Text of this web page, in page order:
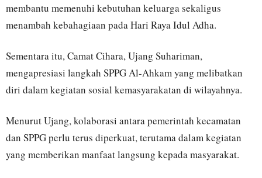
membantu memenuhi kebutuhan keluarga sekaligus
menambah kebahagiaan pada Hari Raya Idul Adha.
Sementara itu, Camat Cihara, Ujang Suhariman,
mengapresiasi langkah SPPG Al-Ahkam yang melibatkan
diri dalam kegiatan sosial kemasyarakatan di wilayahnya.
Menurut Ujang, kolaborasi antara pemerintah kecamatan
dan SPPG perlu terus diperkuat, terutama dalam kegiatan
yang memberikan manfaat langsung kepada masyarakat.